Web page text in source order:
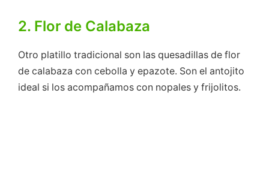
2. Flor de Calabaza
Otro platillo tradicional son las quesadillas de flor
de calabaza con cebolla y epazote. Son el antojito
ideal si los acompañamos con nopales y frijolitos.